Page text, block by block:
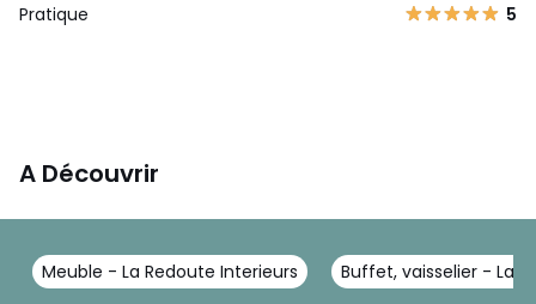
Pratique 5
A Découvrir
Meuble - La Redoute Interieurs Buffet, vaisselier - La